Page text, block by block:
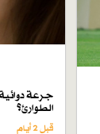
جرعة
الطوارئ؟
قبل 2 أيام